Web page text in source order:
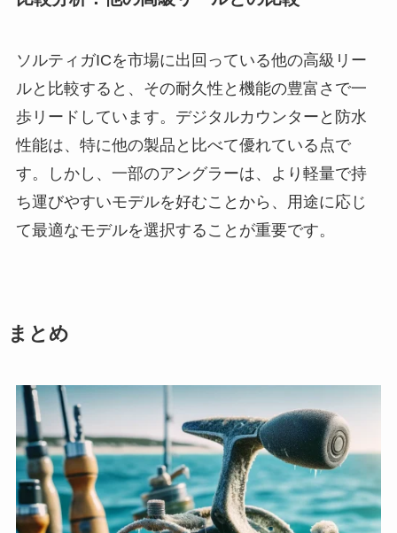
ソルティガICを市場に出回っている他の高級リー
ルと比較すると、その耐久性と機能の豊富さで一
歩リードしています。デジタルカウンターと防水
性能は、特に他の製品と比べて優れている点で
す。しかし、一部のアングラーは、より軽量で持
ち運びやすいモデルを好むことから、用途に応じ
て最適なモデルを選択することが重要です。
まとめ